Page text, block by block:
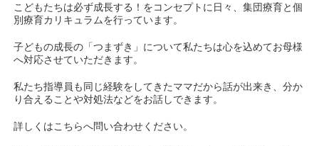
こどもたちは必ず成長する！をコンセプトに日々、集団療育と個
別療育カリキュラムを行っています。
子どもの成長の「つまずき」について私たちは心を込めてお母様
へ対応させていただきます。
私たち指導員も同じ経験をしてきたママだから話が出来き、分か
り合えることや対処法などをお話しできます。
詳しくはこちらへ問い合わせください。